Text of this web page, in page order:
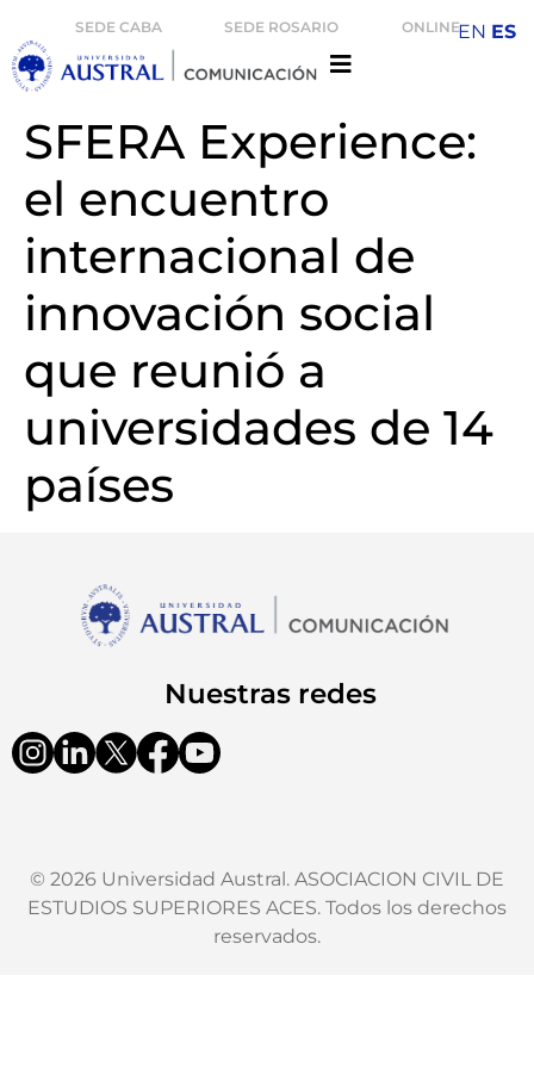
SEDE CABA SEDE ROSARIO ONLINE
SFERA Experience:
el encuentro
internacional de
innovación social
que reunió a
universidades de 14
países
Nuestras redes
© 2026 Universidad Austral. ASOCIACION CIVIL DE
ESTUDIOS SUPERIORES ACES. Todos los derechos
reservados.
EN ES